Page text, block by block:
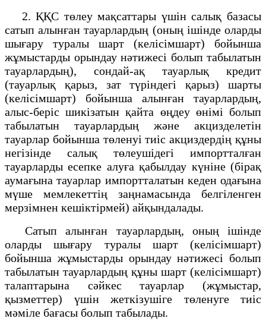
2. ҚҚС төлеу мақсаттары үшін салық базасы
сатып алынған тауарлардың (оның ішінде оларды
шығару туралы шарт (келісімшарт) бойынша
жұмыстарды орындау нәтижесі болып табылатын
тауарлардың), сондай-ақ тауарлық кредит
(тауарлық қарыз, зат түріндегі қарыз) шарты
(келісімшарт) бойынша алынған тауарлардың,
алыс-беріс шикізатын қайта өңдеу өнімі болып
табылатын тауарлардың және акцизделетін
тауарлар бойынша төленуі тиіс акциздердің құны
негізінде салық төлеушідегі импортталған
тауарларды есепке алуға қабылдау күніне (бірақ
аумағына тауарлар импортталатын кеден одағына
мүше мемлекеттің заңнамасында белгіленген
мерзімнен кешіктірмей) айқындалады.
Сатып алынған тауарлардың, оның ішінде
оларды шығару туралы шарт (келісімшарт)
бойынша жұмыстарды орындау нәтижесі болып
табылатын тауарлардың құны шарт (келісімшарт)
талаптарына сәйкес тауарлар (жұмыстар,
қызметтер) үшін жеткізушіге төленуге тиіс
мәміле бағасы болып табылады.